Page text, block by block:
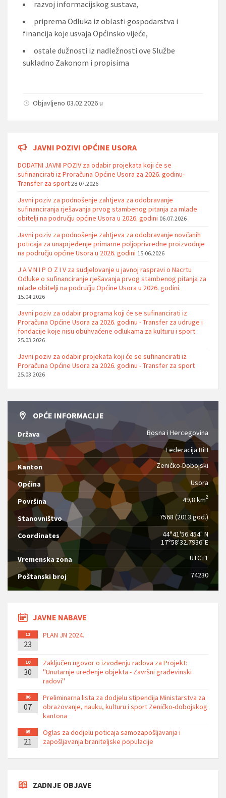
razvoj informacijskog sustava,
priprema Odluka iz oblasti gospodarstva i
financija koje usvaja Općinsko vijeće,
ostale dužnosti iz nadležnosti ove Službe
sukladno Zakonom i propisima
Objavljeno 03.02.2026 u
JAVNI POZIVI OPĆINE USORA
DODATNI JAVNI POZIV za odabir projekata koji će se
sufinancirati iz Proračuna Općine Usora za 2026. godinu-
Transfer za sport 28.07.2026
Javni poziv za podnošenje zahtjeva za odobravanje
sufinanciranja rješavanja prvog stambenog pitanja za mlade
obitelji na području općine Usora u 2026. godini 06.07.2026
Javni poziv za podnošenje zahtjeva za odobravanje novčanih
poticaja za unaprjeđenje primarne poljoprivredne proizvodnje
na području općine Usora u 2026. godini 15.06.2026
J A V N I P O Z I V za sudjelovanje u javnoj raspravi o Nacrtu
Odluke o sufinanciranje rješavanja prvog stambenog pitanja za
mlade obitelji na području Općine Usora u 2026. godini.
15.04.2026
Javni poziv za odabir programa koji će se sufinancirati iz
Proračuna Općine Usora za 2026. godinu - Transfer za udruge i
fondacije koje nisu obuhvaćene odlukama za kulturu i sport
25.03.2026
Javni poziv za odabir projekata koji će se sufinancirati iz
Proračuna Općine Usora za 2026. godinu - Transfer za sport
25.03.2026
OPĆE INFORMACIJE
Država
Bosna i Hercegovina
Federacija BiH
Kanton
Zeničko-Dobojski
Općina Usora
Površina 49,8 km2
Stanovništvo 7568 (2013.god.)
Coordinates
44°41'56.454" N
17°58'32.7936"E
Vremenska zona
UTC+1
Poštanski broj 74230
JAVNE NABAVE
12
23
PLAN JN 2024.
10
30
Zaključen ugovor o izvođenju radova za Projekt:
''Unutarnje uređenje objekta - Završni građevinski
radovi''
06
07
Preliminarna lista za dodjelu stipendija Ministarstva za
obrazovanje, nauku, kulturu i sport Zeničko-dobojskog
kantona
05
21
Oglas za dodjelu poticaja samozapošljavanja i
zapošljavanja braniteljske populacije
ZADNJE OBJAVE